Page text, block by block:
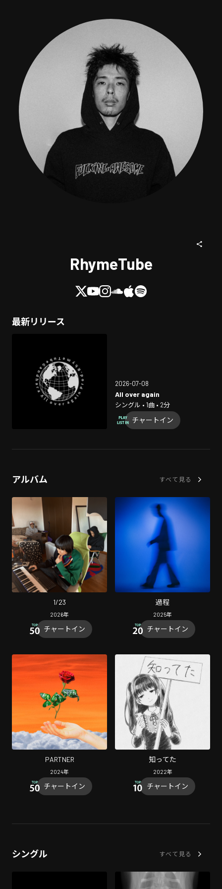
RhymeTube
最新リリース
2026-07-08
All over again
シングル • 1曲 • 2分
チャートイン
アルバム すべて見る
1/23
2026年
チャートイン
過程
2025年
チャートイン
PARTNER
2024年
チャートイン
知ってた
2022年
チャートイン
シングル すべて見る